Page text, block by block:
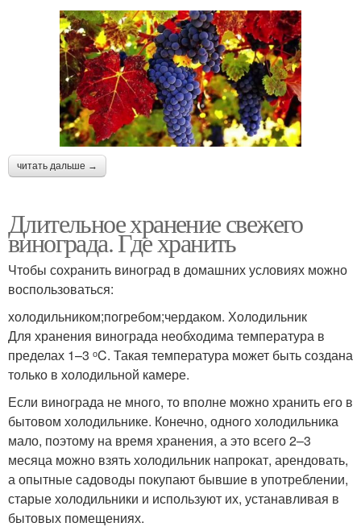
читать дальше →
Длительное хранение свежего
винограда. Где хранить
Чтобы сохранить виноград в домашних условиях можно
воспользоваться:
холодильником;погребом;чердаком. Холодильник
Для хранения винограда необходима температура в
пределах 1–3 ᵒC. Такая температура может быть создана
только в холодильной камере.
Если винограда не много, то вполне можно хранить его в
бытовом холодильнике. Конечно, одного холодильника
мало, поэтому на время хранения, а это всего 2–3
месяца можно взять холодильник напрокат, арендовать,
а опытные садоводы покупают бывшие в употреблении,
старые холодильники и используют их, устанавливая в
бытовых помещениях.